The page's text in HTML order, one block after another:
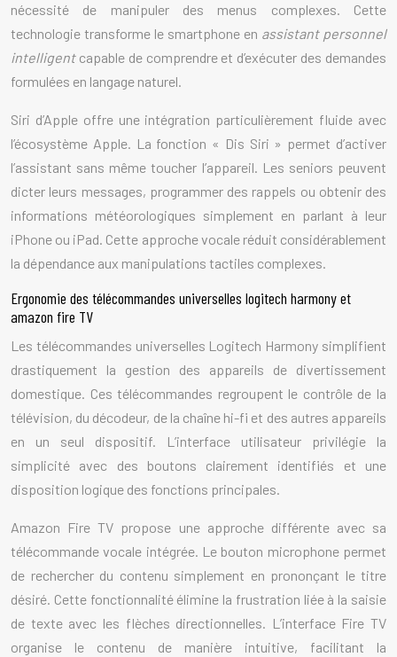
nécessité de manipuler des menus complexes. Cette
technologie transforme le smartphone en assistant personnel
intelligent capable de comprendre et d’exécuter des demandes
formulées en langage naturel.
Siri d’Apple offre une intégration particulièrement fluide avec
l’écosystème Apple. La fonction « Dis Siri » permet d’activer
l’assistant sans même toucher l’appareil. Les seniors peuvent
dicter leurs messages, programmer des rappels ou obtenir des
informations météorologiques simplement en parlant à leur
iPhone ou iPad. Cette approche vocale réduit considérablement
la dépendance aux manipulations tactiles complexes.
Ergonomie des télécommandes universelles logitech harmony et
amazon fire TV
Les télécommandes universelles Logitech Harmony simplifient
drastiquement la gestion des appareils de divertissement
domestique. Ces télécommandes regroupent le contrôle de la
télévision, du décodeur, de la chaîne hi-fi et des autres appareils
en un seul dispositif. L’interface utilisateur privilégie la
simplicité avec des boutons clairement identifiés et une
disposition logique des fonctions principales.
Amazon Fire TV propose une approche différente avec sa
télécommande vocale intégrée. Le bouton microphone permet
de rechercher du contenu simplement en prononçant le titre
désiré. Cette fonctionnalité élimine la frustration liée à la saisie
de texte avec les flèches directionnelles. L’interface Fire TV
organise le contenu de manière intuitive, facilitant la